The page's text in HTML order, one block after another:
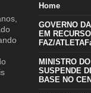
Home
GOVERNO
EM
FAZ/
MINISTRO
SUSPENDE
BASE NO